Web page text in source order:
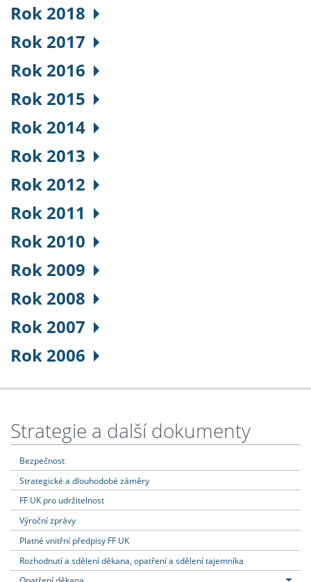
Rok 2018
Rok 2017
Rok 2016
Rok 2015
Rok 2014
Rok 2013
Rok 2012
Rok 2011
Rok 2010
Rok 2009
Rok 2008
Rok 2007
Rok 2006
Strategie a další dokumenty
Bezpečnost
Strategické a dlouhodobé záměry
FF UK pro udržitelnost
Výroční zprávy
Platné vnitřní předpisy FF UK
Rozhodnutí a sdělení děkana, opatření a sdělení tajemníka